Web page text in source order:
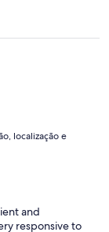
localização e
and
responsive to